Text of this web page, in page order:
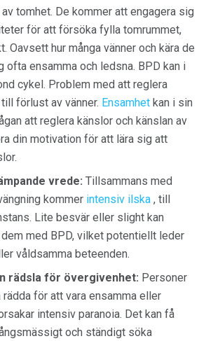
tomhet. De kommer att engagera sig
för att försöka fylla tomrummet,
Oavsett hur många vänner och kära de
ofta ensamma och ledsna. BPD kan i
cykel. Problem med att reglera
förlust av vänner. Ensamhet kan i sin
att reglera känslor och känslan av
din motivation för att lära sig att
vrede: Tillsammans med
kommer intensiv ilska , till
Lite besvär eller slight kan
med BPD, vilket potentiellt leder
våldsamma beteenden.
rädsla för övergivenhet: Personer
för att vara ensamma eller
intensiv paranoia. Det kan få
och ständigt söka